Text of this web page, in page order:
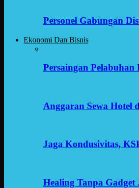
Personel Gabungan
Ekonomi Dan Bisnis
Persaingan
Anggaran Sewa Hotel
Jaga Kondusivitas,
Healing Tanpa